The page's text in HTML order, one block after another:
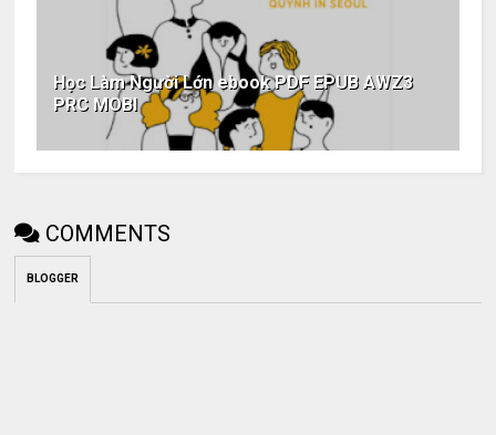
Học Làm Người Lớn ebook PDF EPUB AWZ3
PRC MOBI
COMMENTS
BLOGGER